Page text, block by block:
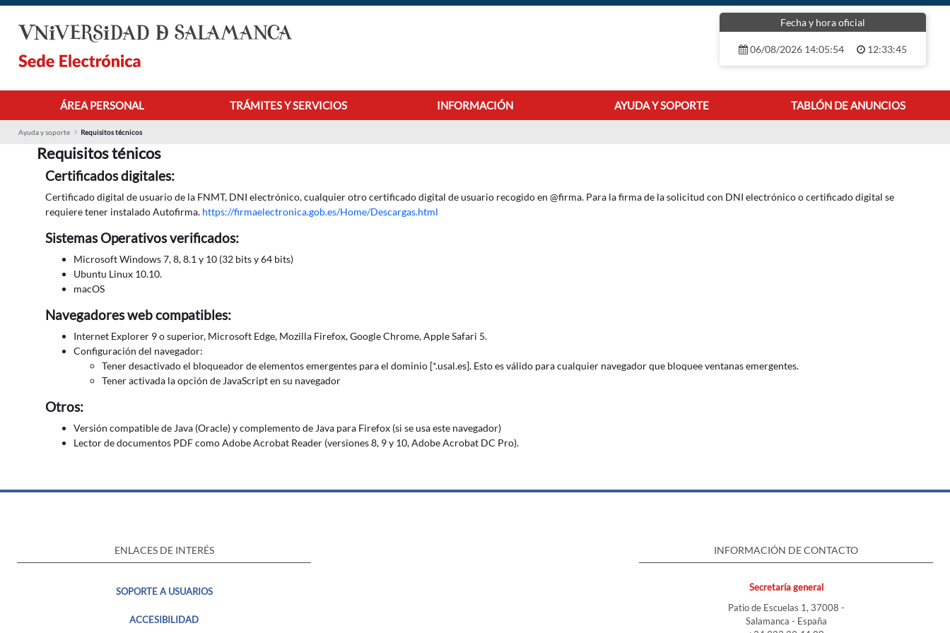
Fecha y hora oficial
06/08/2026 14:05:54 12:33:45
ÁREA PERSONAL TRÁMITES Y SERVICIOS INFORMACIÓN AYUDA Y SOPORTE TABLÓN DE ANUNCIOS
Ayuda y soporte Requisitos técnicos
Requisitos ténicos
Certificados digitales:
Certificado digital de usuario de la FNMT, DNI electrónico, cualquier otro certificado digital de usuario recogido en @firma. Para la firma de la solicitud con DNI electrónico o certificado digital se
requiere tener instalado Autofirma. https://firmaelectronica.gob.es/Home/Descargas.html
Sistemas Operativos verificados:
Microsoft Windows 7, 8, 8.1 y 10 (32 bits y 64 bits)
Ubuntu Linux 10.10.
macOS
Navegadores web compatibles:
Internet Explorer 9 o superior, Microsoft Edge, Mozilla Firefox, Google Chrome, Apple Safari 5.
Configuración del navegador:
Tener desactivado el bloqueador de elementos emergentes para el dominio [*.usal.es]. Esto es válido para cualquier navegador que bloquee ventanas emergentes.
Tener activada la opción de JavaScript en su navegador
Otros:
Versión compatible de Java (Oracle) y complemento de Java para Firefox (si se usa este navegador)
Lector de documentos PDF como Adobe Acrobat Reader (versiones 8, 9 y 10, Adobe Acrobat DC Pro).
ENLACES DE INTERÉS
SOPORTE A USUARIOS
ACCESIBILIDAD
INFORMACIÓN DE CONTACTO
Secretaría general
Patio de Escuelas 1, 37008 -
Salamanca - España